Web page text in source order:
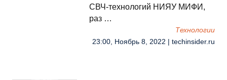
СВЧ-технологий НИЯУ МИФИ,
раз …
Технологии
23:00, Ноябрь 8, 2022 | techinsider.ru